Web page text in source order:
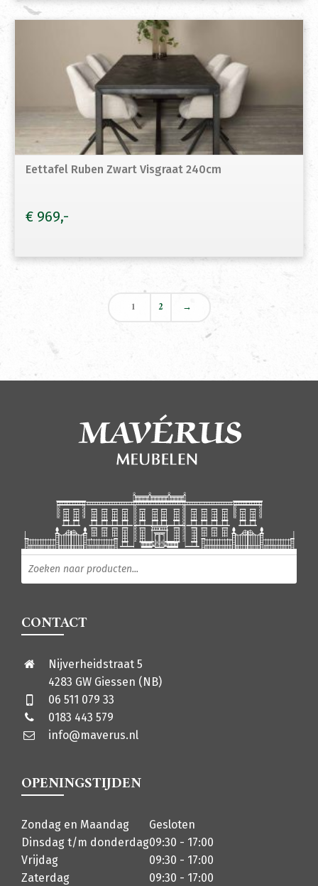
Eettafel Ruben Zwart Visgraat 240cm
€ 969
1 2 →
Producten zoeken
CONTACT
Nijverheidstraat 5
4283 GW Giessen (NB)
06 511 079 33
0183 443 579
info@maverus.nl
OPENINGSTIJDEN
Zondag en Maandag
Gesloten
Dinsdag t/m donderdag09:30 - 17:00
Vrijdag
09:30 - 17:00
Zaterdag
09:30 - 17:00